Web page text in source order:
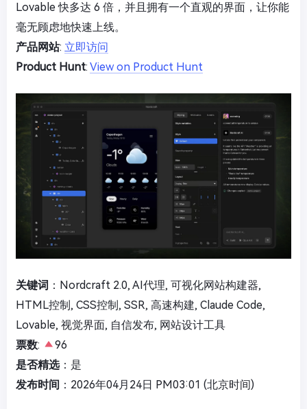
Lovable 快多达 6 倍，并且拥有一个直观的界面，让你能
毫无顾虑地快速上线。
产品网站: 立即访问
Product Hunt: View on Product Hunt
关键词 ：Nordcraft 2.0, AI代理, 可视化网站构建器,
HTML控制, CSS控制, SSR, 高速构建, Claude Code,
Lovable, 视觉界面, 自信发布, 网站设计工具
票数:
96
是否精选：是
发布时间 ：2026年04月24日 PM03:01 (北京时间)